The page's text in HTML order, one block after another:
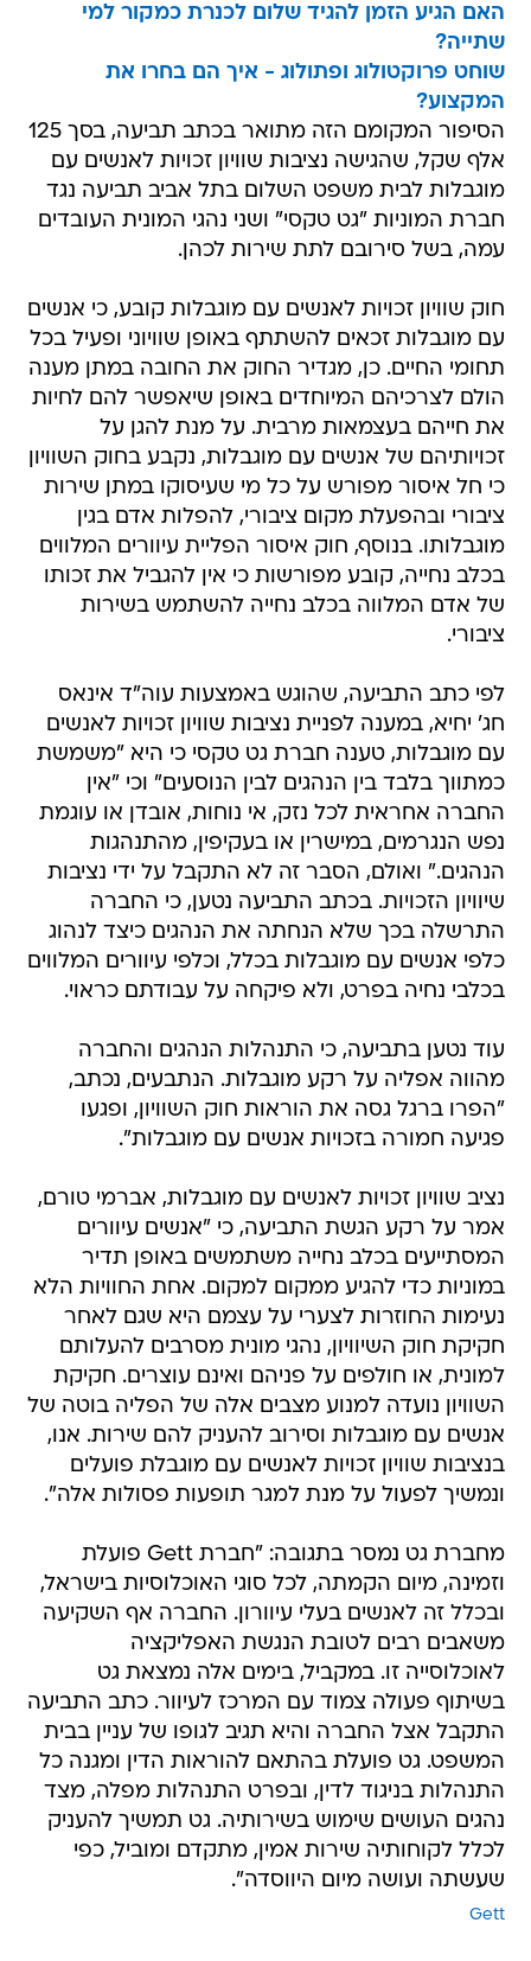
האם הגיע הזמן להגיד שלום לכנרת כמקור למי
שתייה?
שוחט פרוקטולוג ופתולוג - איך הם בחרו את
המקצוע?
הסיפור המקומם הזה מתואר בכתב תביעה, בסך 125
אלף שקל, שהגישה נציבות שוויון זכויות לאנשים עם
מוגבלות לבית משפט השלום בתל אביב תביעה נגד
חברת המוניות "גט טקסי" ושני נהגי המונית העובדים
עמה, בשל סירובם לתת שירות לכהן.
חוק שוויון זכויות לאנשים עם מוגבלות קובע, כי אנשים
עם מוגבלות זכאים להשתתף באופן שוויוני ופעיל בכל
תחומי החיים. כן, מגדיר החוק את החובה במתן מענה
הולם לצרכיהם המיוחדים באופן שיאפשר להם לחיות
את חייהם בעצמאות מרבית. על מנת להגן על
זכויותיהם של אנשים עם מוגבלות, נקבע בחוק השוויון
כי חל איסור מפורש על כל מי שעיסוקו במתן שירות
ציבורי ובהפעלת מקום ציבורי, להפלות אדם בגין
מוגבלותו. בנוסף, חוק איסור הפליית עיוורים המלווים
בכלב נחייה, קובע מפורשות כי אין להגביל את זכותו
של אדם המלווה בכלב נחייה להשתמש בשירות
ציבורי.
לפי כתב התביעה, שהוגש באמצעות עוה"ד אינאס
חג' יחיא, במענה לפניית נציבות שוויון זכויות לאנשים
עם מוגבלות, טענה חברת גט טקסי כי היא "משמשת
כמתווך בלבד בין הנהגים לבין הנוסעים" וכי "אין
החברה אחראית לכל נזק, אי נוחות, אובדן או עוגמת
נפש הנגרמים, במישרין או בעקיפין, מהתנהגות
הנהגים." ואולם, הסבר זה לא התקבל על ידי נציבות
שיוויון הזכויות. בכתב התביעה נטען, כי החברה
התרשלה בכך שלא הנחתה את הנהגים כיצד לנהוג
כלפי אנשים עם מוגבלות בכלל, וכלפי עיוורים המלווים
בכלבי נחיה בפרט, ולא פיקחה על עבודתם כראוי.
עוד נטען בתביעה, כי התנהלות הנהגים והחברה
מהווה אפליה על רקע מוגבלות. הנתבעים, נכתב,
"הפרו ברגל גסה את הוראות חוק השוויון, ופגעו
פגיעה חמורה בזכויות אנשים עם מוגבלות".
נציב שוויון זכויות לאנשים עם מוגבלות, אברמי טורם,
אמר על רקע הגשת התביעה, כי "אנשים עיוורים
המסתייעים בכלב נחייה משתמשים באופן תדיר
במוניות כדי להגיע ממקום למקום. אחת החוויות הלא
נעימות החוזרות לצערי על עצמם היא שגם לאחר
חקיקת חוק השיוויון, נהגי מונית מסרבים להעלותם
למונית, או חולפים על פניהם ואינם עוצרים. חקיקת
השוויון נועדה למנוע מצבים אלה של הפליה בוטה של
אנשים עם מוגבלות וסירוב להעניק להם שירות. אנו,
בנציבות שוויון זכויות לאנשים עם מוגבלת פועלים
ונמשיך לפעול על מנת למגר תופעות פסולות אלה".
מחברת גט נמסר בתגובה: "חברת Gett פועלת
וזמינה, מיום הקמתה, לכל סוגי האוכלוסיות בישראל,
ובכלל זה לאנשים בעלי עיוורון. החברה אף השקיעה
משאבים רבים לטובת הנגשת האפליקציה
לאוכלוסייה זו. במקביל, בימים אלה נמצאת גט
בשיתוף פעולה צמוד עם המרכז לעיוור. כתב התביעה
התקבל אצל החברה והיא תגיב לגופו של עניין בבית
המשפט. גט פועלת בהתאם להוראות הדין ומגנה כל
התנהלות בניגוד לדין, ובפרט התנהלות מפלה, מצד
נהגים העושים שימוש בשירותיה. גט תמשיך להעניק
לכלל לקוחותיה שירות אמין, מתקדם ומוביל, כפי
שעשתה ועושה מיום היווסדה".
Gett